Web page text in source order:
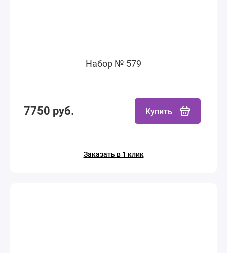
Набор № 579
7750 руб. Купить
Заказать в 1 клик